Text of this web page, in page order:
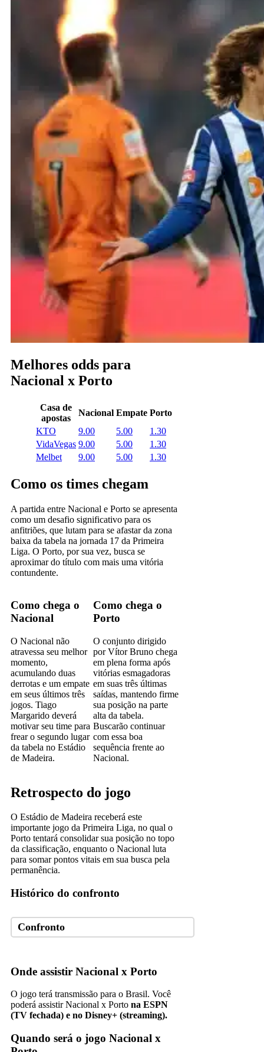
Melhores odds para
Nacional x Porto
Casa de
apostas
Nacional Empate Porto
KTO
9.00 5.00
1.30
VidaVegas 9.00 5.00
1.30
Melbet
9.00 5.00 1.30
Como os times chegam
A partida entre Nacional e Porto se apresenta
como um desafio significativo para os
anfitriões, que lutam para se afastar da zona
baixa da tabela na jornada 17 da Primeira
Liga. O Porto, por sua vez, busca se
aproximar do título com mais uma vitória
contundente.
Como chega o
Nacional
O Nacional não
atravessa seu melhor
momento,
acumulando duas
derrotas e um empate
em seus últimos três
jogos. Tiago
Margarido deverá
motivar seu time para
frear o segundo lugar
da tabela no Estádio
de Madeira.
Como chega o
Porto
O conjunto dirigido
por Vítor Bruno chega
em plena forma após
vitórias esmagadoras
em suas três últimas
saídas, mantendo firme
sua posição na parte
alta da tabela.
Buscarão continuar
com essa boa
sequência frente ao
Nacional.
Retrospecto do jogo
O Estádio de Madeira receberá este
importante jogo da Primeira Liga, no qual o
Porto tentará consolidar sua posição no topo
da classificação, enquanto o Nacional luta
para somar pontos vitais em sua busca pela
permanência.
Histórico do confronto
Confronto
Onde assistir Nacional x Porto
O jogo terá transmissão para o Brasil. Você
poderá assistir Nacional x Porto na ESPN
(TV fechada) e no Disney+ (streaming).
Quando será o jogo Nacional x